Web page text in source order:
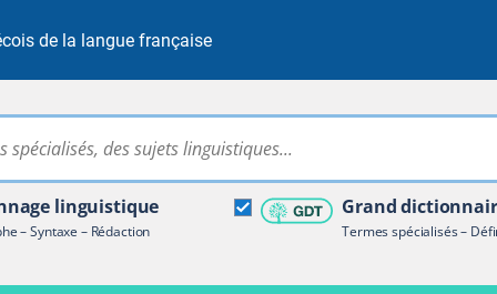
de la langue française
Rechercher dans tout le site
linguistique
– Syntaxe – Rédaction
Grand
Termes spécialisés –
terminologique